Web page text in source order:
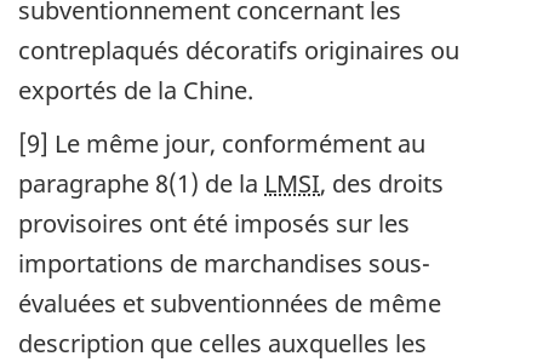
subventionnement concernant les
contreplaqués décoratifs originaires ou
exportés de la Chine.
[9] Le même jour, conformément au
paragraphe 8(1) de la LMSI, des droits
provisoires ont été imposés sur les
importations de marchandises sous-
évaluées et subventionnées de même
description que celles auxquelles les